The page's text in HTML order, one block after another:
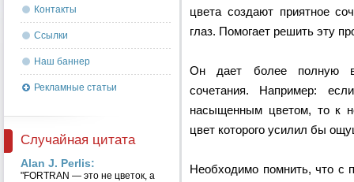
цвета создают приятное
глаз. Помогает решить эту
Он дает более полную
сочетания. Например:
насыщенным цветом, то к
цвет которого усилил бы
Необходимо помнить, что с
Контакты
Ссылки
Наш баннер
Рекламные статьи
Случайная цитата
Alan J. Perlis:
"FORTRAN — это не цветок, а